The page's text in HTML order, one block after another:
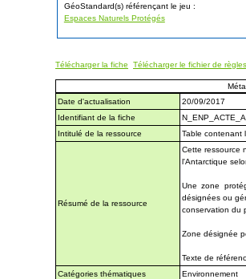
GéoStandard(s) référençant le jeu :
Espaces Naturels Protégés
Télécharger la fiche Télécharger le fichier de règles
Date d'actualisation
20/09/2017
Identifiant de la fiche
Intitulé de la ressource
Table contenant
Résumé de la ressource
Cette ressource
l'Antarctique
Une zone
désignées ou
conservation du
Zone désignée
Texte de
Catégories thématiques
Environnement